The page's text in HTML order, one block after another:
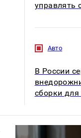
управлять
Авто
В России
сборки для